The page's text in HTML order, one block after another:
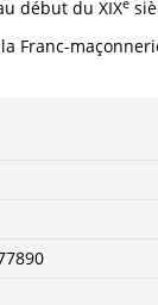
début du XIX